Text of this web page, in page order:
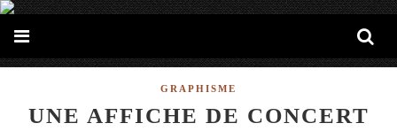
GRAPHISME
UNE AFFICHE DE CONCERT